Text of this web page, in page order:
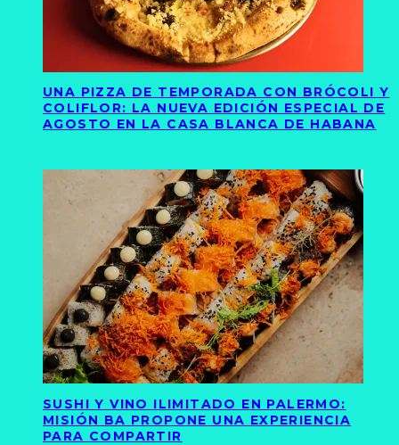
UNA PIZZA DE TEMPORADA CON BRÓCOLI Y
COLIFLOR: LA NUEVA EDICIÓN ESPECIAL DE
AGOSTO EN LA CASA BLANCA DE HABANA
SUSHI Y VINO ILIMITADO EN PALERMO:
MISIÓN BA PROPONE UNA EXPERIENCIA
PARA COMPARTIR